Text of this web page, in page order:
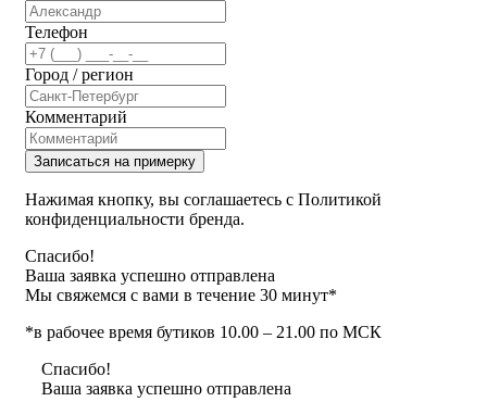
Телефон
Город / регион
Комментарий
Записаться на примерку
Нажимая кнопку, вы соглашаетесь с Политикой
конфиденциальности бренда.
Спасибо!
Ваша заявка успешно отправлена
Мы свяжемся с вами в течение 30 минут*
*в рабочее время бутиков 10.00 – 21.00 по МСК
Спасибо!
Ваша заявка успешно отправлена